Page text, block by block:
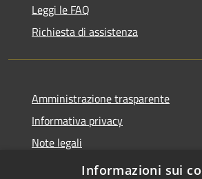
Leggi le FAQ
Richiesta di assistenza
Amministrazione trasparente
Informativa privacy
Note legali
Dichiarazione di accessibilità
Informazioni sui